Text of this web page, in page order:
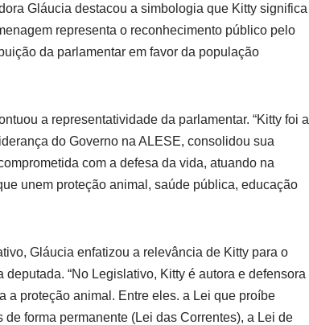
Gláucia destacou a simbologia que Kitty significa
representa o reconhecimento público pelo
da parlamentar em favor da população
a representatividade da parlamentar. “Kitty foi a
do Governo na ALESE, consolidou sua
com a defesa da vida, atuando na
unem proteção animal, saúde pública, educação
Gláucia enfatizou a relevância de Kitty para o
“No Legislativo, Kitty é autora e defensora
a proteção animal. Entre eles. a Lei que proíbe
de forma permanente (Lei das Correntes), a Lei de